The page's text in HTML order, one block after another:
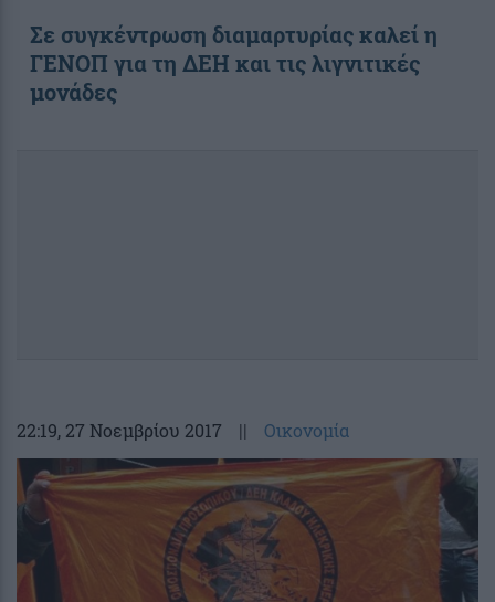
Σε συγκέντρωση διαμαρτυρίας καλεί η
ΓΕΝΟΠ για τη ΔΕΗ και τις λιγνιτικές
μονάδες
22:19, 27 Νοεμβρίου 2017 || Οικονομία